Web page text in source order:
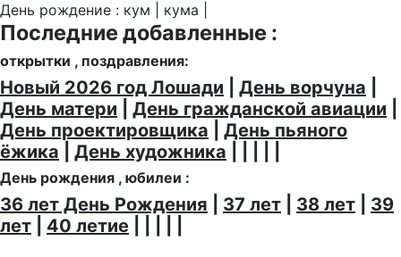
День рождение : кум | кума |
Последние добавленные :
открытки , поздравления:
Новый 2026 год Лошади День ворчуна
День матери
День гражданской авиации
День проектировщика
День пьяного
ёжика
День художника
День рождения , юбилеи :
36 лет День Рождения 37 лет 38 лет
39
лет
40 летие